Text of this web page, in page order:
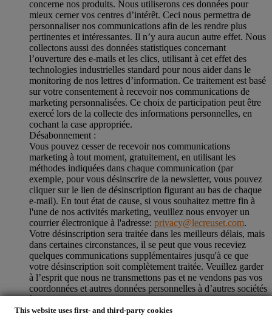
This website uses first- and third-party cookies
concerne nos produits. Nous utiliserons ces données pour
mieux cerner vos centres d’intérêt. Ceci nous permettra de
personnaliser nos communications afin de les rendre plus
pertinentes et intéressantes. Il n’y aura aucun autre effet. Nous
collectons aussi des données statistiques concernant
l’ouverture des e-mails et les clics, utilisant à cet effet des
technologies industrielles standard pour nous aider dans le
monitoring de nos lettres d’information. Ce traitement est basé
sur votre consentement à recevoir nos communications de
marketing personnalisées. Ce choix de participation peut être
exercé lors de la collecte des informations personnelles, en
cochant la case appropriée.
Désabonnement :
Vous pouvez cesser de recevoir nos communications
marketing à tout moment, gratuitement, en utilisant les
méthodes indiquées dans chaque communication (par
exemple, pour vous désinscrire de la newsletter, vous pouvez
cliquer sur le lien de désinscription figurant au bas de chaque
e-mail). En tout état de cause, si vous souhaitez mettre fin à
l'une de nos activités marketing, veuillez nous envoyer un
courrier électronique à l'adresse: privacy@lecreuset.com.
Votre désinscription sera traitée dans les meilleurs délais, mais
dans certaines circonstances, il se peut que vous receviez
quelques communications supplémentaires jusqu'à ce que
votre désinscription soit complètement traitée. Veuillez garder
à l’esprit que nous ne transmettons pas et ne vendons pas vos
coordonnées et autres données personnelles à d’autres sociétés
à des fins marketing.
POUR LE RECIBLAGE / LA PERSONNALISATION DE